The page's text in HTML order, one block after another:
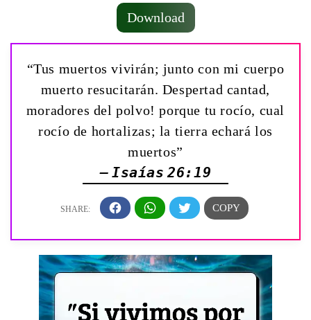
Download
“Tus muertos vivirán; junto con mi cuerpo
muerto resucitarán. ­Despertad cantad,
moradores del polvo! porque tu rocío, cual
rocío de hortalizas; la tierra echará los
muertos”
— Isaías 26:19